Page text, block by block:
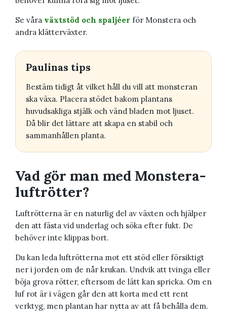
Se våra växtstöd och spaljéer för Monstera och
andra klätterväxter.
Paulinas tips
Bestäm tidigt åt vilket håll du vill att monsteran
ska växa. Placera stödet bakom plantans
huvudsakliga stjälk och vänd bladen mot ljuset.
Då blir det lättare att skapa en stabil och
sammanhållen planta.
Vad gör man med Monstera-
luftrötter?
Luftrötterna är en naturlig del av växten och hjälper
den att fästa vid underlag och söka efter fukt. De
behöver inte klippas bort.
Du kan leda luftrötterna mot ett stöd eller försiktigt
ner i jorden om de når krukan. Undvik att tvinga eller
böja grova rötter, eftersom de lätt kan spricka. Om en
luf rot är i vägen går den att korta med ett rent
verktyg, men plantan har nytta av att få behålla dem.